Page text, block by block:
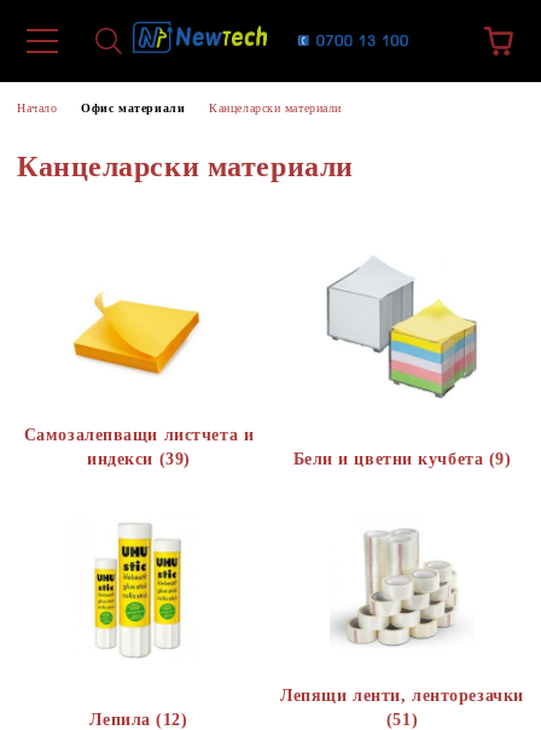
Начало Офис материали Канцеларски материали
Канцеларски материали
Самозалепващи листчета и
индекси (39)
Бели и цветни кучбета (9)
Лепилa (12)
Лепящи ленти, ленторезачки
(51)